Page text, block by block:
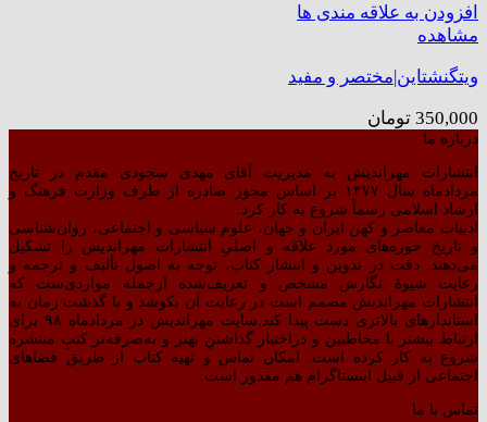
افزودن به علاقه مندی ها
مشاهده
ویتگنشتاین|مختصر و مفید
350,000 تومان
درباره ما
انتشارات مهراندیش به مدیریت آقای مهدی سجودی مقدم در تاریخ
مردادماه سال ۱۳۷۷ بر اساس مجوز صادره از طرف وزارت فرهنگ و
ارشاد اسلامی رسماً شروع به کار کرد.
ادبیات معاصر و کهن ایران و جهان، علوم سیاسی و اجتماعی، روان‌شناسی
و تاریخ حوزه‌های مورد علاقه و اصلیِ انتشارات مهراندیش را تشکیل
می‌دهند. دقت در تدوین و انتشار کتاب،‌ توجه به اصول تألیف و ترجمه و
رعایت شیوهٔ نگارش مشخص و تعریف‌شده ازجمله مواردی‌ست که
انتشارات مهراندیش مصمم است در رعایت آن بکوشد و با گذشت زمان به
استاندارهای بالاتری دست پیدا کند.سایت مهراندیش در مردادماه ۹۸ برای
ارتباط بیشتر با مخاطبین و دراختیار گذاشتنِ بهتر و به‌صرفه‌تر کتبِ منتشره
شروع به کار کرده است. امکان تماس و تهیه کتاب از طریق فضاهای
اجتماعی از قبیل اینستاگرام هم مقدور است.
تماس با ما